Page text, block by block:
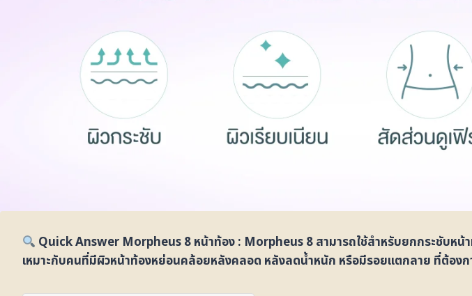
Quick Answer Morpheus 8 หน้าท้อง : Morpheus 8 สามารถใช้สำหรับยกกระชับหน้
เหมาะกับคนที่มีผิวหน้าท้องหย่อนคล้อยหลังคลอด หลังลดน้ำหนัก หรือมีรอยแตกลาย ที่ต้อง